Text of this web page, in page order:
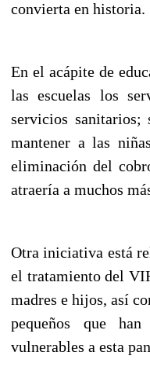
convierta en historia.
En el acápite de
las escuelas los
servicios sanitarios;
mantener a las
eliminación del
atraería a muchos
Otra iniciativa está
el tratamiento del
madres e hijos, así
pequeños que
vulnerables a esta